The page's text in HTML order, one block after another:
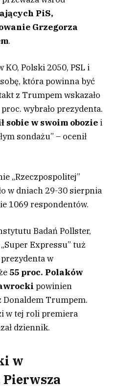
PiS,
Grzegorza
.
Polski 2050, PSL i
która powinna być
z Trumpem wskazało
wybrało prezydenta.
sobie w swoim obozie i
sondażu” – ocenił
„Rzeczpospolitej”
w dniach 29-30 sierpnia
1069 respondentów.
Badań Pollster,
Expressu” tuż
w
55 proc. Polaków
powinien
Donaldem Trumpem.
w tej roli premiera
dziennik.
w
Pierwsza